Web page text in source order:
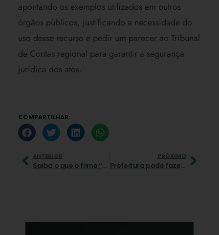
apontando os exemplos utilizados em outros
órgãos públicos, justificando a necessidade do
uso desse recurso e pedir um parecer ao Tribunal
de Contas regional para garantir a segurança
jurídica dos atos.
COMPARTILHAR:
ANTERIOR
Saiba o que o filme “NO” ensina sobre Comunicação Política
PRÓXIMO
Prefeitura pode fazer impulsionamento?!